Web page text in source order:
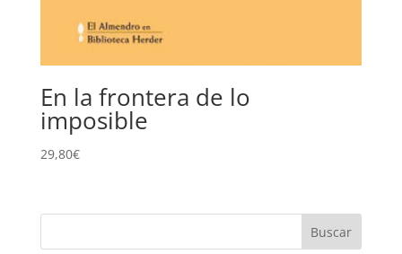
En la frontera de lo
imposible
29,80€